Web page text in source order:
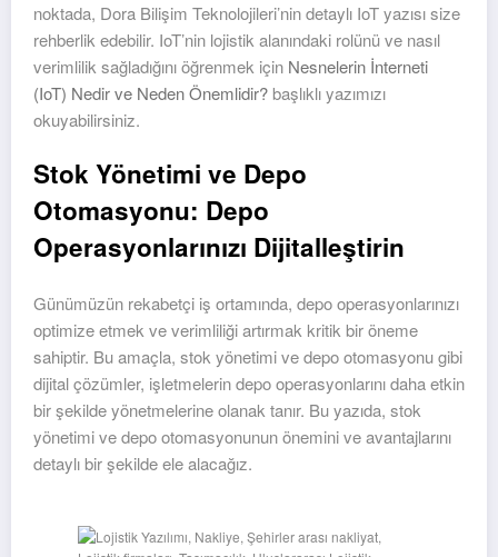
noktada, Dora Bilişim Teknolojileri’nin detaylı IoT yazısı size
rehberlik edebilir. IoT’nin lojistik alanındaki rolünü ve nasıl
verimlilik sağladığını öğrenmek için Nesnelerin İnterneti
(IoT) Nedir ve Neden Önemlidir?başlıklı yazımızı
okuyabilirsiniz.
Stok Yönetimi ve Depo
Otomasyonu: Depo
Operasyonlarınızı Dijitalleştirin
Günümüzün rekabetçi iş ortamında, depo operasyonlarınızı
optimize etmek ve verimliliği artırmak kritik bir öneme
sahiptir. Bu amaçla, stok yönetimi ve depo otomasyonu gibi
dijital çözümler, işletmelerin depo operasyonlarını daha etkin
bir şekilde yönetmelerine olanak tanır. Bu yazıda, stok
yönetimi ve depo otomasyonunun önemini ve avantajlarını
detaylı bir şekilde ele alacağız.